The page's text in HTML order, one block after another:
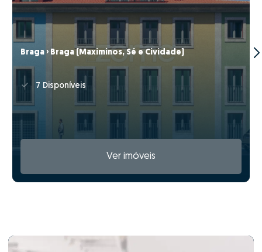
Braga › Braga (Maximinos, Sé e Cividade)
7 Disponíveis
Ver imóveis